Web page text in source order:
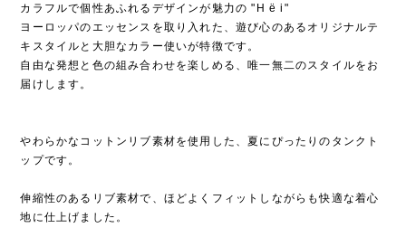
カラフルで個性あふれるデザインが魅力の "H ë i"
ヨーロッパのエッセンスを取り入れた、遊び心のあるオリジナルテ
キスタイルと大胆なカラー使いが特徴です。
自由な発想と色の組み合わせを楽しめる、唯一無二のスタイルをお
届けします。
やわらかなコットンリブ素材を使用した、夏にぴったりのタンクト
ップです。
伸縮性のあるリブ素材で、ほどよくフィットしながらも快適な着心
地に仕上げました。